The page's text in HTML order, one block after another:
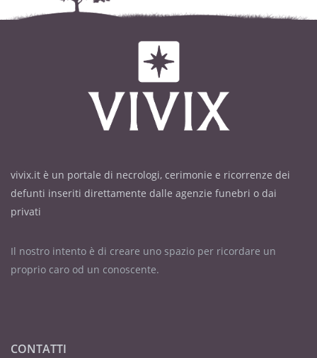
vivix.it è un portale di necrologi, cerimonie e ricorrenze dei
defunti inseriti direttamente dalle agenzie funebri o dai
privati
Il nostro intento è di creare uno spazio per ricordare un
proprio caro od un conoscente.
CONTATTI